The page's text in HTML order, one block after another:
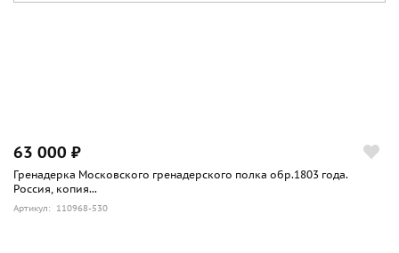
63 000 ₽
Гренадерка Московского гренадерского полка обр.1803 года.
Россия, копия...
Артикул: 110968-530